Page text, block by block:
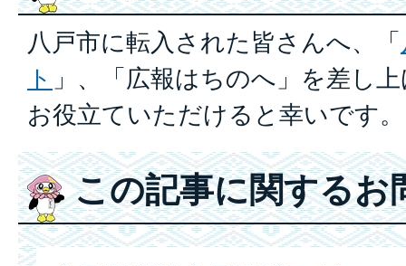
八戸市に転入された皆さんへ、「
ト 」、「広報はちのへ」を差し
お役立ていただけると幸いです。
この記事に関するお